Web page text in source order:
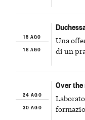
15 AGO
16 AGO
Una
di un
24 AGO
30 AGO
Over